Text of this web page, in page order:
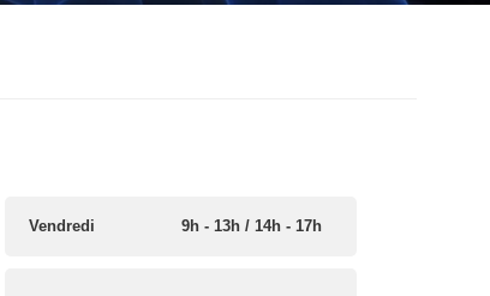
Vendredi 9h - 13h / 14h - 17h